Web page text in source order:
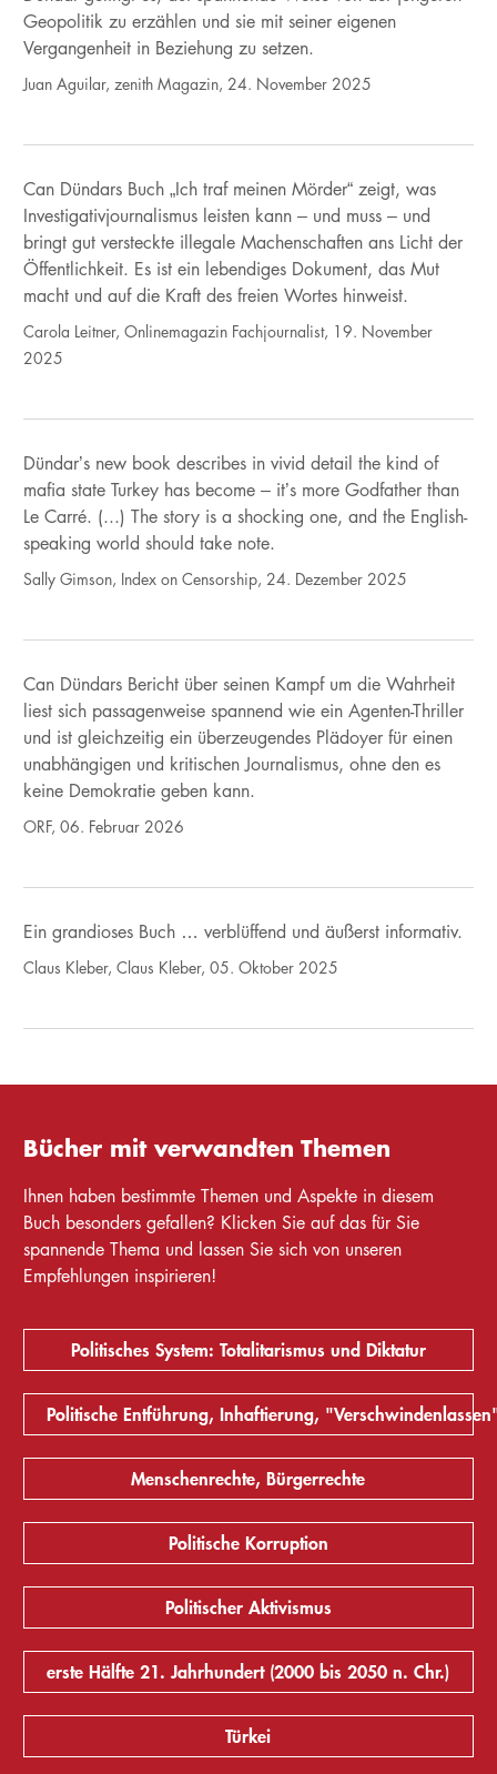
Geopolitik zu erzählen und sie mit seiner eigenen
Vergangenheit in Beziehung zu setzen.
Juan Aguilar, zenith Magazin, 24. November 2025
Can Dündars Buch „Ich traf meinen Mörder“ zeigt, was
Investigativjournalismus leisten kann – und muss – und
bringt gut versteckte illegale Machenschaften ans Licht der
Öffentlichkeit. Es ist ein lebendiges Dokument, das Mut
macht und auf die Kraft des freien Wortes hinweist.
Carola Leitner, Onlinemagazin Fachjournalist, 19. November
2025
Dündar’s new book describes in vivid detail the kind of
mafia state Turkey has become – it’s more Godfather than
Le Carré. (...) The story is a shocking one, and the English-
speaking world should take note.
Sally Gimson, Index on Censorship, 24. Dezember 2025
Can Dündars Bericht über seinen Kampf um die Wahrheit
liest sich passagenweise spannend wie ein Agenten-Thriller
und ist gleichzeitig ein überzeugendes Plädoyer für einen
unabhängigen und kritischen Journalismus, ohne den es
keine Demokratie geben kann.
ORF, 06. Februar 2026
Ein grandioses Buch … verblüffend und äußerst informativ.
Claus Kleber, Claus Kleber, 05. Oktober 2025
Bücher mit verwandten Themen
Ihnen haben bestimmte Themen und Aspekte in diesem
Buch besonders gefallen? Klicken Sie auf das für Sie
spannende Thema und lassen Sie sich von unseren
Empfehlungen inspirieren!
Politisches System: Totalitarismus und Diktatur
Politische Entführung, Inhaftierung,
Menschenrechte, Bürgerrechte
Politische Korruption
Politischer Aktivismus
erste Hälfte 21. Jahrhundert (2000 bis 2050 n. Chr.)
Türkei